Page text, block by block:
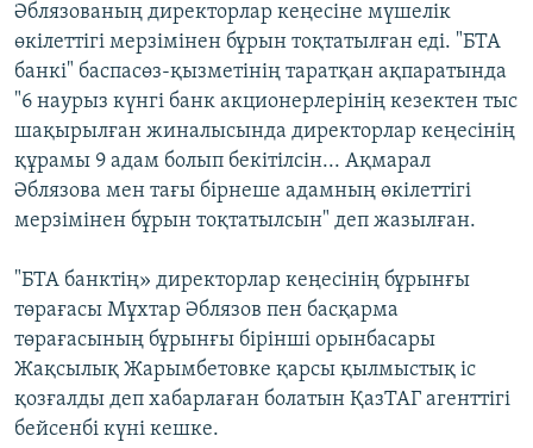
Әблязованың директорлар кеңесіне мүшелік
өкілеттігі мерзімінен бұрын тоқтатылған еді. "БТА
банкі" баспасөз-қызметінің таратқан ақпаратында
"6 наурыз күнгі банк акционерлерінің кезектен тыс
шақырылған жиналысында директорлар кеңесінің
құрамы 9 адам болып бекітілсін... Ақмарал
Әблязова мен тағы бірнеше адамның өкілеттігі
мерзімінен бұрын тоқтатылсын" деп жазылған.
"БТА банктің» директорлар кеңесінің бұрынғы
төрағасы Мұхтар Әблязов пен басқарма
төрағасының бұрынғы бірінші орынбасары
Жақсылық Жарымбетовке қарсы қылмыстық іс
қозғалды деп хабарлаған болатын ҚазТАГ агенттігі
бейсенбі күні кешке.